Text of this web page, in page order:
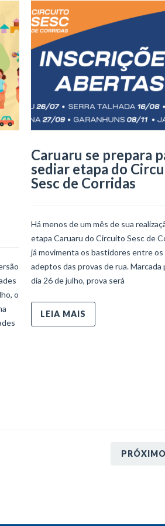
o
Caruaru se prepara
sediar etapa do
Sesc de Corridas
Há menos de um mês de sua
etapa Caruaru do Circuito Sesc de
já movimenta os bastidores entre os
adeptos das provas de rua. Marcada
dia 26 de julho, prova será
LEIA MAIS
PRÓXIMO